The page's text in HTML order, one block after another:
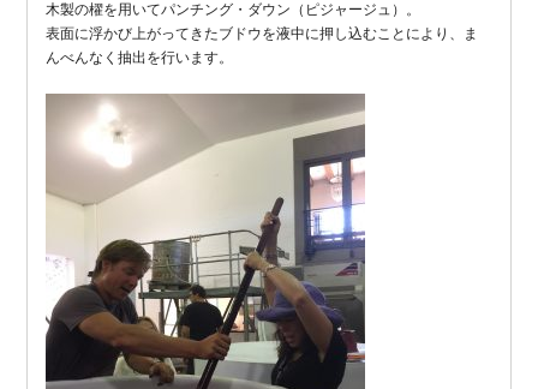
木製の櫂を用いてパンチング・ダウン（ピジャージュ）。
表面に浮かび上がってきたブドウを液中に押し込むことにより、ま
んべんなく抽出を行います。